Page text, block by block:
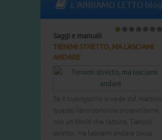
L'ABBIAMO LETTO blog
Saggi e manuali
TIENIMI STRETTO, MA LASCIAMI
ANDARE
Se il buongiorno si vede dal mattino,
questo libro comincia proprio bene,
con un titolo che cattura. Tienimi
stretto, ma lasciami andare tocca